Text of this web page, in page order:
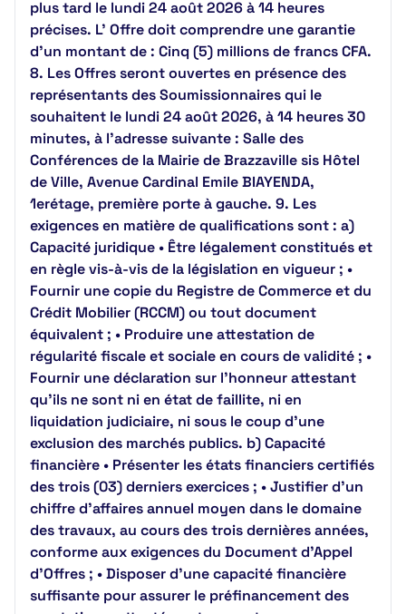
plus tard le lundi 24 août 2026 à 14 heures
précises. L’ Offre doit comprendre une garantie
d’un montant de : Cinq (5) millions de francs CFA.
8. Les Offres seront ouvertes en présence des
représentants des Soumissionnaires qui le
souhaitent le lundi 24 août 2026, à 14 heures 30
minutes, à l’adresse suivante : Salle des
Conférences de la Mairie de Brazzaville sis Hôtel
de Ville, Avenue Cardinal Emile BIAYENDA,
1erétage, première porte à gauche. 9. Les
exigences en matière de qualifications sont : a)
Capacité juridique • Être légalement constitués et
en règle vis-à-vis de la législation en vigueur ; •
Fournir une copie du Registre de Commerce et du
Crédit Mobilier (RCCM) ou tout document
équivalent ; • Produire une attestation de
régularité fiscale et sociale en cours de validité ; •
Fournir une déclaration sur l’honneur attestant
qu’ils ne sont ni en état de faillite, ni en
liquidation judiciaire, ni sous le coup d’une
exclusion des marchés publics. b) Capacité
financière • Présenter les états financiers certifiés
des trois (03) derniers exercices ; • Justifier d’un
chiffre d’affaires annuel moyen dans le domaine
des travaux, au cours des trois dernières années,
conforme aux exigences du Document d’Appel
d’Offres ; • Disposer d’une capacité financière
suffisante pour assurer le préfinancement des